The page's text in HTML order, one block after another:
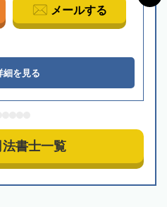
メールする
細を見る
書士一覧